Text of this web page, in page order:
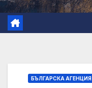
БЪЛГАРСКА